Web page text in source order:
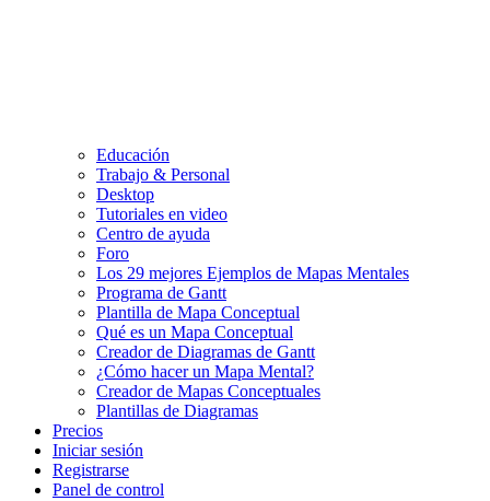
Educación
Trabajo & Personal
Desktop
Tutoriales en video
Centro de ayuda
Foro
Los 29 mejores Ejemplos de Mapas Mentales
Programa de Gantt
Plantilla de Mapa Conceptual
Qué es un Mapa Conceptual
Creador de Diagramas de Gantt
¿Cómo hacer un Mapa Mental?
Creador de Mapas Conceptuales
Plantillas de Diagramas
Precios
Iniciar sesión
Registrarse
Panel de control